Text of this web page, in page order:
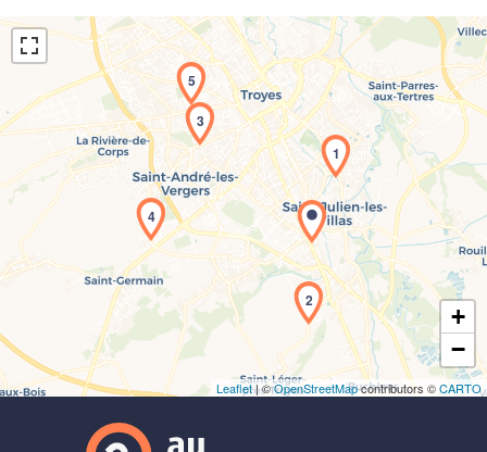
Chargement de la carte en cours...
1
2
3
4
5
+
−
Leaflet| ©OpenStreetMapcontributors ©CARTO